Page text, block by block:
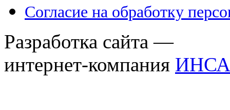
Согласие на обработку
Разработка сайта —
интернет-компания